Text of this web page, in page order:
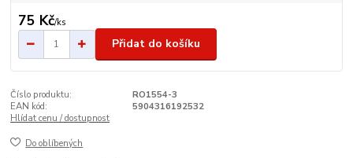
75 Kč/ks
Přidat do košíku
Číslo produktu:
RO1554-3
EAN kód:
5904316192532
Hlídat cenu / dostupnost
Do oblíbených